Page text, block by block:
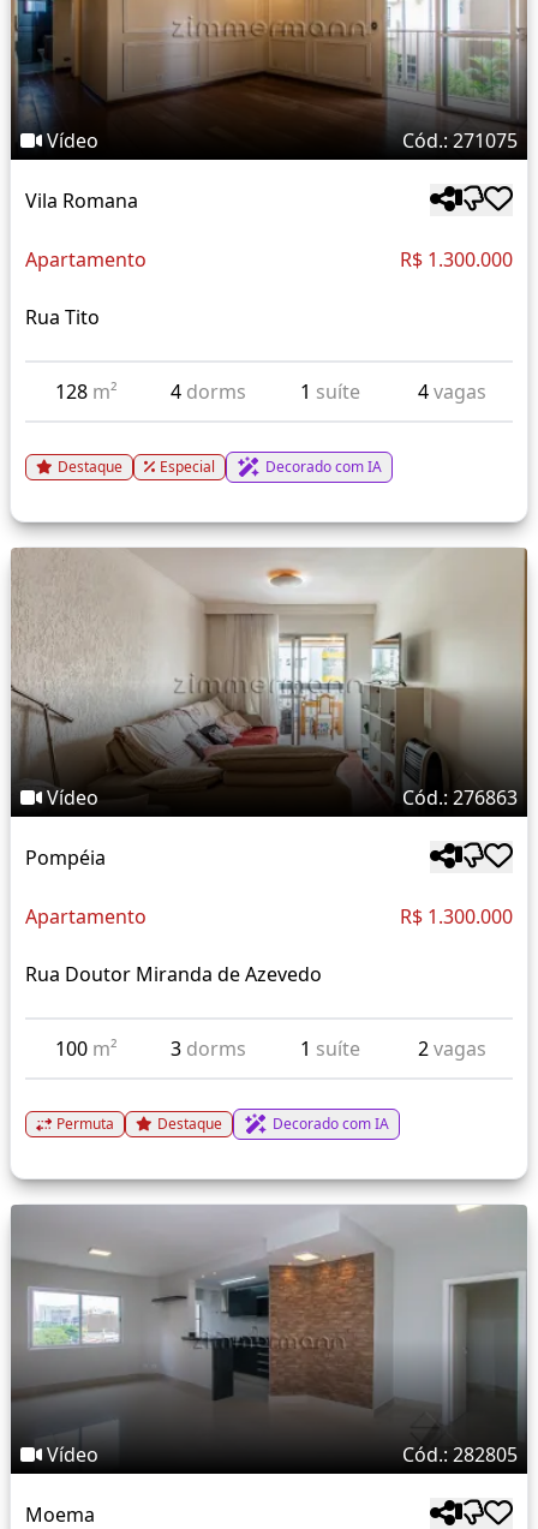
Vídeo Cód.: 271075
Vila Romana
Apartamento R$ 1.300.000
Rua Tito
128 m² 4 dorms 1 suíte 4vagas
Destaque Especial Decorado com IA
Vídeo Cód.: 276863
Pompéia
Apartamento R$ 1.300.000
Rua Doutor Miranda de Azevedo
100 m² 3 dorms 1 suíte 2vagas
Permuta Destaque Decorado com IA
Vídeo Cód.: 282805
Moema